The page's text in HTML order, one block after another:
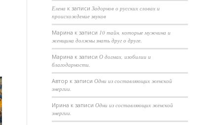
Елена к записиЗадорнов о русских словах и
происхождение звуков
Марина к записи 10 тайн, которые мужчина и
женщина должны знать друг о друге.
Марина к записиО догмах, изобилии и
благодарности.
Автор к записиОдни из составляющих женской
энергии.
Ирина к записиОдни из составляющих женской
энергии.